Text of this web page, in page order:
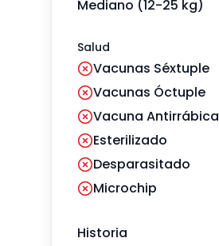
Mediano (12-25 kg)
Salud
Vacunas Séxtuple
Vacunas Óctuple
Vacuna Antirrábica
Esterilizado
Desparasitado
Microchip
Historia